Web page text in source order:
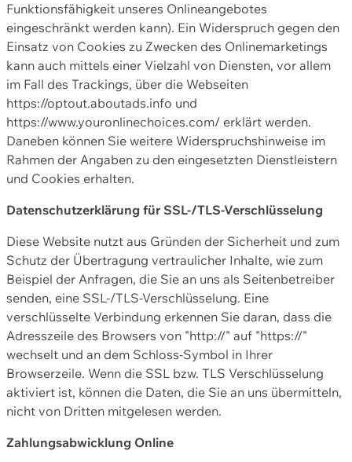
Funktionsfähigkeit unseres Onlineangebotes
eingeschränkt werden kann). Ein Widerspruch gegen den
Einsatz von Cookies zu Zwecken des Onlinemarketings
kann auch mittels einer Vielzahl von Diensten, vor allem
im Fall des Trackings, über die Webseiten
https://optout.aboutads.info und
https://www.youronlinechoices.com/ erklärt werden.
Daneben können Sie weitere Widerspruchshinweise im
Rahmen der Angaben zu den eingesetzten Dienstleistern
und Cookies erhalten.
Datenschutzerklärung für SSL-/TLS-Verschlüsselung
Diese Website nutzt aus Gründen der Sicherheit und zum
Schutz der Übertragung vertraulicher Inhalte, wie zum
Beispiel der Anfragen, die Sie an uns als Seitenbetreiber
senden, eine SSL-/TLS-Verschlüsselung. Eine
verschlüsselte Verbindung erkennen Sie daran, dass die
Adresszeile des Browsers von "http://" auf "https://"
wechselt und an dem Schloss-Symbol in Ihrer
Browserzeile. Wenn die SSL bzw. TLS Verschlüsselung
aktiviert ist, können die Daten, die Sie an uns übermitteln,
nicht von Dritten mitgelesen werden.
Zahlungsabwicklung Online